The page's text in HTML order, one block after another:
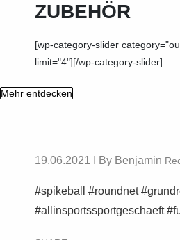
ZUBEHÖR
[wp-category-slider
limit="4"][/wp-category-slider]
Mehr entdecken
19.06.2021 I By Benjamin
#spikeball #roundnet
#allinsportssportgeschaeft